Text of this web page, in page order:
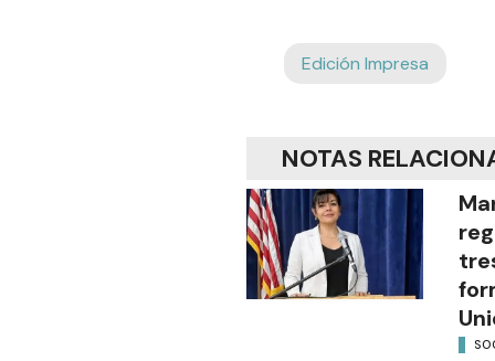
Edición Impresa
NOTAS